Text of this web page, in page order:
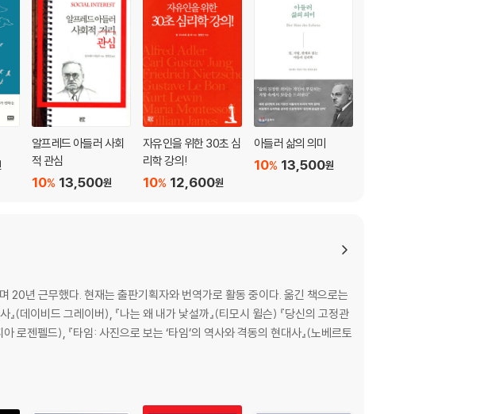
알프레드 아들러 사회
적 관심
13,500원
10%
자유인을 위한 30초 심
리학 강의!
12,600원
10%
아들러 삶의 의미
13,500원
10%
20년 근무했다. 현재는 출판기획자와 번역가로 활동 중이다. 옮긴 책으로는
(데이비드 그레이버), 『나는 왜 내가 낯설까』(티모시 윌슨) 『당신의 고정관
로젠펠드), 『타임: 사진으로 보는 ‘타임’의 역사와 격동의 현대사』(노베르토